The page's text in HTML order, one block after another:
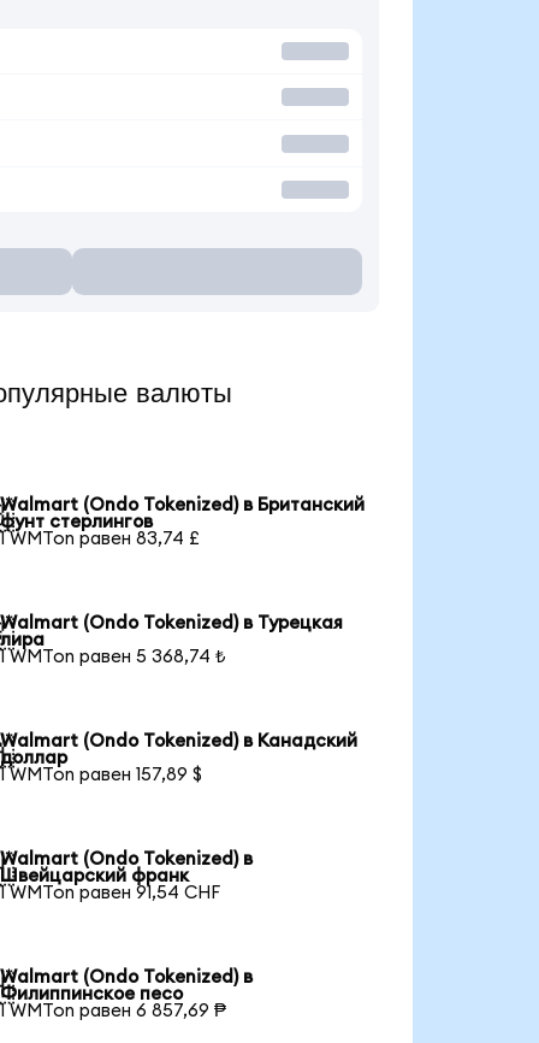
валюты
Walmart (Ondo Tokenized) в Британский
фунт стерлингов
1 WMTon равен 83,74 £
Walmart (Ondo Tokenized) в Турецкая
лира
1 WMTon равен 5 368,74 ₺
Walmart (Ondo Tokenized) в Канадский
доллар
1 WMTon равен 157,89 $
Walmart (Ondo Tokenized) в
Швейцарский франк
1 WMTon равен 91,54 CHF
Walmart (Ondo Tokenized) в
Филиппинское песо
1 WMTon равен 6 857,69 ₱